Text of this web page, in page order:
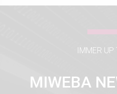
IMMER UP
MIWEBA